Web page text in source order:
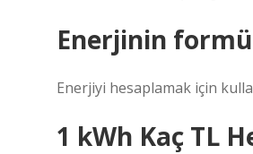
Enerjinin
Enerjiyi hesaplamak için
1 kWh Kaç TL